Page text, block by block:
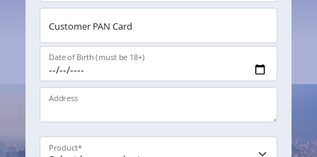
Customer PAN Card
Date of Birth (must be 18+)
Address
Product*